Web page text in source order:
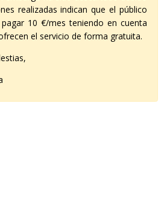
realizadas indican que el público
10 €/mes teniendo en cuenta
el servicio de forma gratuita.